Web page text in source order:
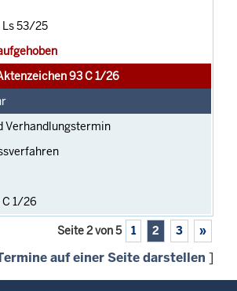
Ls 53/25
93 C 1/26
Verhandlungstermin
C 1/26
Seite 2 von 5 1 2 3 »
auf einer Seite darstellen ]